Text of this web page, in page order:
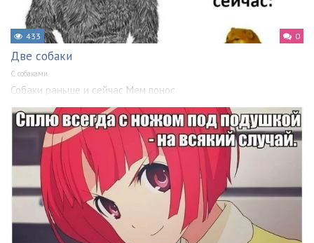
433 0
Две собаки
С собаками
Собаки раньше и сейчас Мем понос